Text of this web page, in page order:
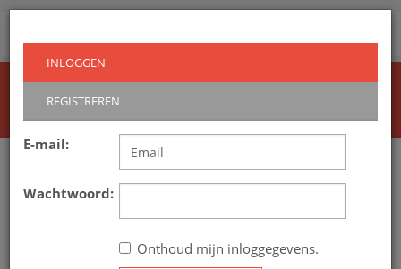
Home Inloggen
INLOGGEN
REGISTREREN
E-mail:
Wachtwoord:
Onthoud mijn inloggegevens.